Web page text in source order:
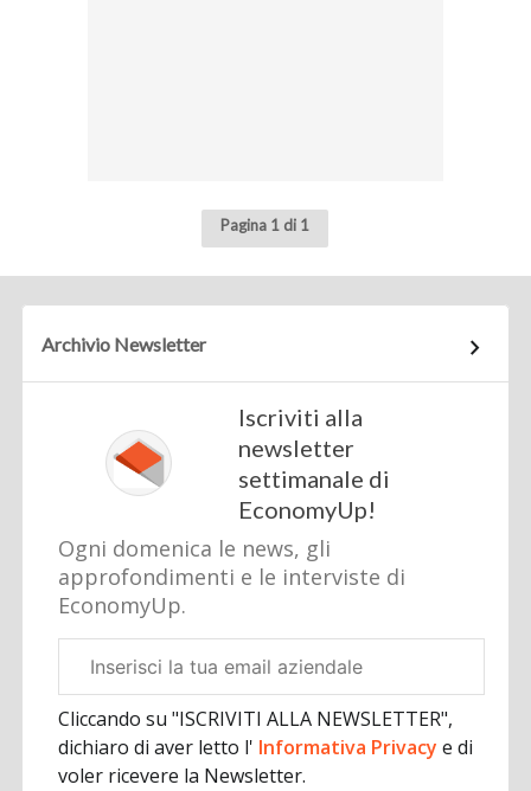
Pagina 1 di 1
Archivio Newsletter
Iscriviti alla
newsletter
settimanale di
EconomyUp!
Ogni domenica le news, gli
approfondimenti e le interviste di
EconomyUp.
aziendale
Cliccando su "ISCRIVITI ALLA NEWSLETTER",
dichiaro di aver letto l' Informativa Privacye di
voler ricevere la Newsletter.